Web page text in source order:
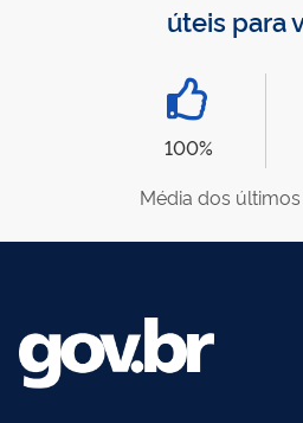
úteis para
100%
Média dos últimos